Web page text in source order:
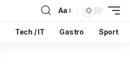
Aa
Tech / IT Gastro Sport